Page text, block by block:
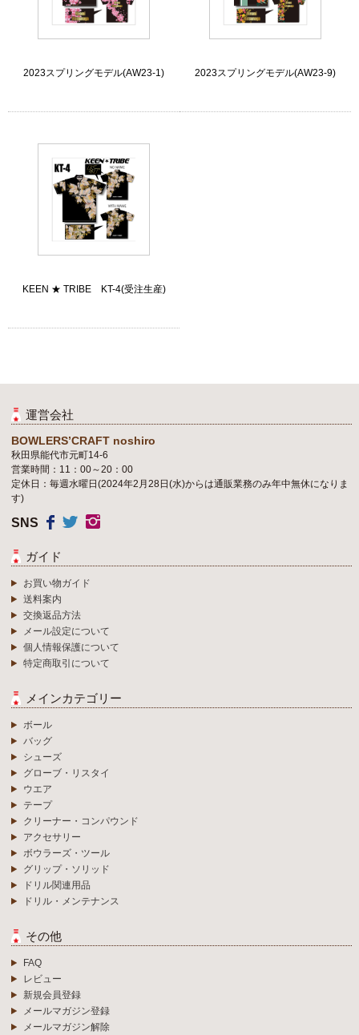
2023スプリングモデル(AW23-1) 2023スプリングモデル(AW23-9)
KEEN ★ TRIBE KT-4(受注生産)
運営会社
BOWLERS’CRAFT noshiro
秋田県能代市元町14-6
営業時間：11：00～20：00
定休日：毎週水曜日(2024年2月28日(水)からは通販業務のみ年中無休になりま
す)
SNS
ガイド
お買い物ガイド
送料案内
交換返品方法
メール設定について
個人情報保護について
特定商取引について
メインカテゴリー
ボール
バッグ
シューズ
グローブ・リスタイ
ウエア
テープ
クリーナー・コンパウンド
アクセサリー
ボウラーズ・ツール
グリップ・ソリッド
ドリル関連用品
ドリル・メンテナンス
その他
FAQ
レビュー
新規会員登録
メールマガジン登録
メールマガジン解除